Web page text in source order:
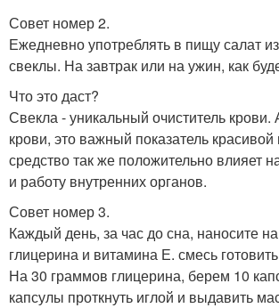
Совет номер 2.
Ежедневно употреблять в пищу салат
свеклы. На завтрак или на ужин, как
Что это даст?
Свекла - уникальный очиститель крови.
крови, это важный показатель
средство так же положительно влияет
и работу внутренних органов.
Совет номер 3.
Каждый день, за час до сна, наносите
глицерина и витамина Е. смесь
На 30 граммов глицерина, берем 10
капсулы проткнуть иглой и выдавить